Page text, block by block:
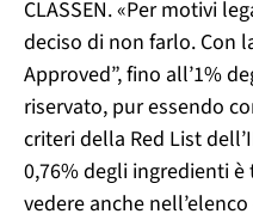
CLASSEN. «Per motivi
deciso di non farlo. Con
Approved”, fino all’1%
riservato, pur essendo
criteri della Red List
0,76% degli ingredienti
vedere anche